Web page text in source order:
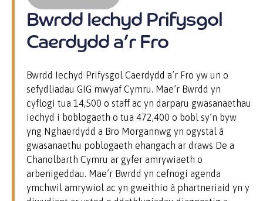
Bwrdd Iechyd Prifysgol
Caerdydd a’r Fro
Bwrdd Iechyd Prifysgol Caerdydd a’r Fro yw un o
sefydliadau GIG mwyaf Cymru. Mae’r Bwrdd yn
cyflogi tua 14,500 o staff ac yn darparu gwasanaethau
iechyd i boblogaeth o tua 472,400 o bobl sy’n byw
yng Nghaerdydd a Bro Morgannwg yn ogystal â
gwasanaethu poblogaeth ehangach ar draws De a
Chanolbarth Cymru ar gyfer amrywiaeth o
arbenigeddau. Mae’r Bwrdd yn cefnogi agenda
ymchwil amrywiol ac yn gweithio â phartneriaid yn y